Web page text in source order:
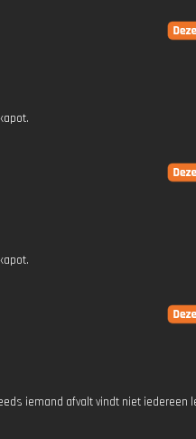
iemand afvalt vindt niet iedereen